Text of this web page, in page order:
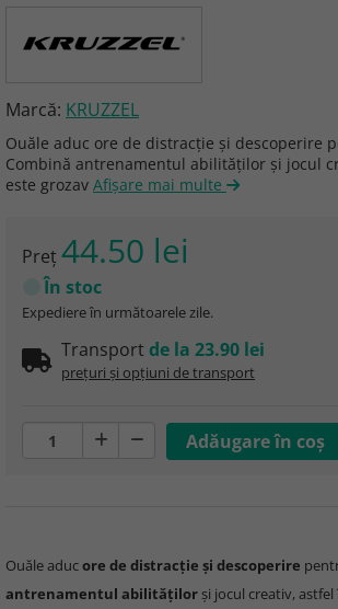
Marcă: KRUZZEL
Ouăle aduc ore de distracție și descoperire
Combină antrenamentul abilităților și jocul
este grozav Afişare mai multe
Preţ 44.50 lei
În stoc
Expediere în următoarele zile.
Transport de la 23.90 lei
prețuri și opțiuni de transport
Ouăle aducore de distracție și descoperire
antrenamentul abilităților și jocul creativ,